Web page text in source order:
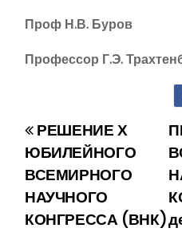
Проф Н.В. Буров
Профессор Г.Э.
Н
а
в
РЕШЕНИЕ Х
ЮБИЛЕЙНОГО
ВСЕМИРНОГО
НАУЧНОГО
КОНГРЕССА (ВНК)